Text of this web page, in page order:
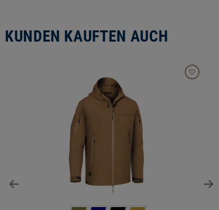
KUNDEN KAUFTEN AUCH